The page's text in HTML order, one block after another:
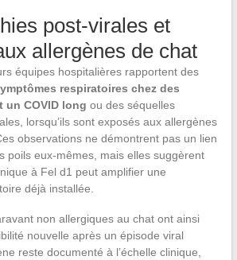
post-virales et
allergènes de chat
équipes hospitalières rapportent des
respiratoires chez des
un COVID long ou des séquelles
lorsqu’ils sont exposés aux allergènes
observations ne démontrent pas un lien
poils eux-mêmes, mais elles suggèrent
à Fel d1 peut amplifier une
déjà installée.
non allergiques au chat ont ainsi
nouvelle après un épisode viral
reste documenté à l’échelle clinique,